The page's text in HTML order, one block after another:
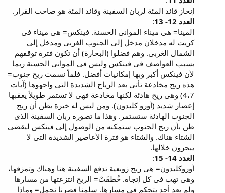
إنحاز قائد المئة لربان السفينة وقائد المئة هو صاحب القرار.
العدد 12- 13
:
المينا= هى ميناء الموانى الحسنة. فينكس= هى ميناء فى
كريت له مدخلان مدخل إلى الجنوب الغربى ومدخل إلى
الشمال الغربى. وهم فضلوا (البحارة) أن تكون فترة توقفهم
بسبب العواصف فى فينكس وليس فى الموانى الحسنة ربما
لأن فينكس أكبر وبها إمكانيات أفضل. فلماّ نسمت ريح جنوب=
هذه ريح مخادعة تأتى بعد الرياح الشديدة التى واجهوها (آيات
4،7) وهى ريح هادئة لكنها مخادعة فهى لا تستمر طويلاً يعقبها
إعصار شديد (أورو كليدون). ومن ليس له خبرة يظن أن ريح
الجنوب الهادئة ستستمر. وهذا ما تصوره ربان السفينة الذى
ظن بأن ريح الجنوب ستمكنه من الوصول إلى فينكس ليقضى
الشتاء هناك. والشتاء هو فترة الأعاصير الشديدة التى لا
يبحرون خلالها.
العدد 14- 15
:
أوروكليدون= هى ريح زوبعية تدفع السفينة هنا وهناك وتمزقها،
وهى تهب فى كل إتجاه. خُطفَتْ= الريح انتزعتها من مسارها
ولم يعد أحد يتحكم فى مسارها. سلمنا فصرنا نحمل= وماذا